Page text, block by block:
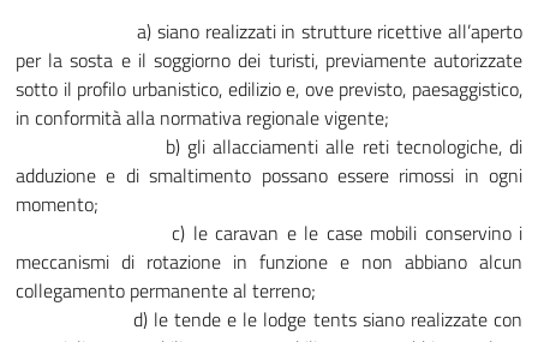
a) siano realizzati in strutture ricettive all’aperto
per la sosta e il soggiorno dei turisti, previamente autorizzate
sotto il profilo urbanistico, edilizio e, ove previsto, paesaggistico,
in conformità alla normativa regionale vigente;
b) gli allacciamenti alle reti tecnologiche, di
adduzione e di smaltimento possano essere rimossi in ogni
momento;
c) le caravan e le case mobili conservino i
meccanismi di rotazione in funzione e non abbiano alcun
collegamento permanente al terreno;
d) le tende e le lodge tents siano realizzate con